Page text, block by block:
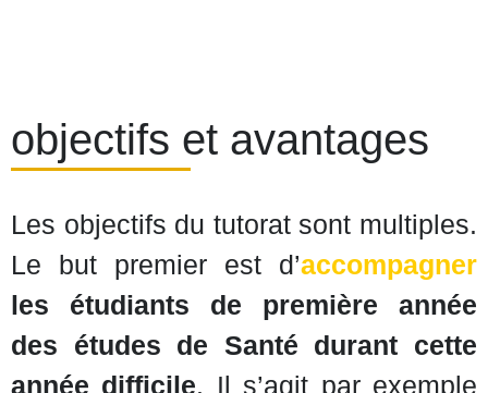
objectifs et avantages
Les objectifs du tutorat sont multiples.
Le but premier est d’accompagner
les étudiants de première année
des études de Santé durant cette
année difficile. Il s’agit par exemple